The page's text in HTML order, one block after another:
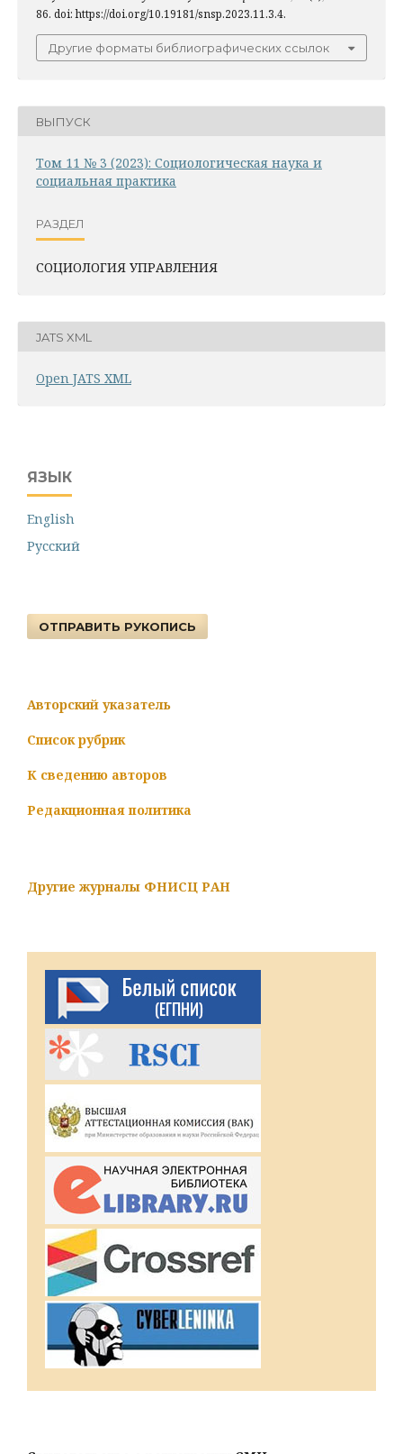
86. doi: https://doi.org/10.19181/snsp.2023.11.3.4.
Другие форматы библиографических ссылок
ВЫПУСК
Том 11 № 3 (2023): Социологическая наука и
социальная практика
РАЗДЕЛ
СОЦИОЛОГИЯ УПРАВЛЕНИЯ
JATS XML
Open JATS XML
ЯЗЫК
English
Русский
ОТПРАВИТЬ РУКОПИСЬ
Авторский указатель
Список рубрик
К сведению авторов
Редакционная политика
Другие журналы ФНИСЦ РАН